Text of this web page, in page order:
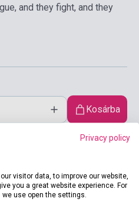
and they fight, and they
Kosárba
Privacy policy
visitor data, to improve our website,
you a great website experience. For
use open the settings.